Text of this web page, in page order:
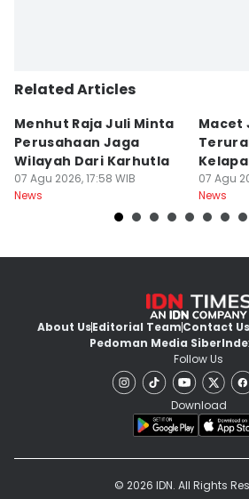
Related Articles
Menhut Raja Juli Minta
Perusahaan Jaga
Wilayah Dari Karhutla
07 Agu 2026, 17:58 WIB
News
Macet
07 Agu
News
About UsEditorial TeamContact Us
Pedoman Media Siber
Follow Us
Download
© 2026 IDN. All Rights